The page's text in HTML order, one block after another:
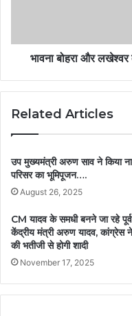
भावना बोहरा और
Related Articles
उप मुख्यमंत्री अरुण साव ने किया
परिसर का भूमिपूजन….
August 26, 2025
CM यादव के समधी बनने जा रहे पूर्व
केंद्रीय मंत्री अरुण यादव, कांग्रेस
की भतीजी से होगी शादी
November 17, 2025